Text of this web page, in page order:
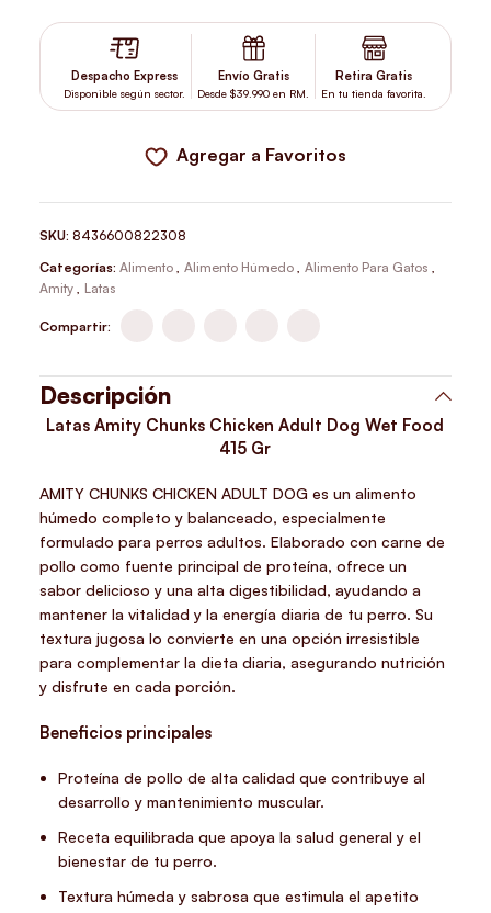
Despacho Express
Disponible según sector.
Envío Gratis
Desde $39.990 en RM.
Retira Gratis
En tu tienda favorita.
Agregar a Favoritos
SKU:8436600822308
Categorías: Alimento , Alimento Húmedo , Alimento Para Gatos ,
Amity , Latas
Compartir:
Descripción
Latas Amity Chunks Chicken Adult Dog Wet Food
415 Gr
AMITY CHUNKS CHICKEN ADULT DOG es un alimento
húmedo completo y balanceado, especialmente
formulado para perros adultos. Elaborado con carne de
pollo como fuente principal de proteína, ofrece un
sabor delicioso y una alta digestibilidad, ayudando a
mantener la vitalidad y la energía diaria de tu perro. Su
textura jugosa lo convierte en una opción irresistible
para complementar la dieta diaria, asegurando nutrición
y disfrute en cada porción.
Beneficios principales
Proteína de pollo de alta calidad que contribuye al
desarrollo y mantenimiento muscular.
Receta equilibrada que apoya la salud general y el
bienestar de tu perro.
Textura húmeda y sabrosa que estimula el apetito